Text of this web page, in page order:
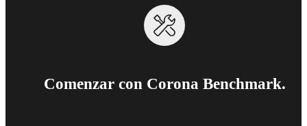
Comenzar con Corona Benchmark.